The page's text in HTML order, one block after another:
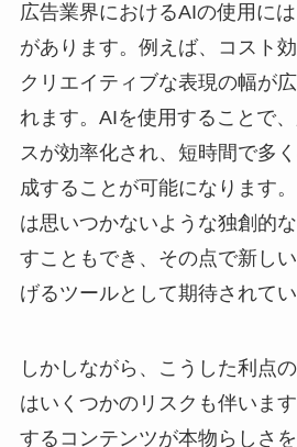
広告業界におけるAIの使用に
があります。例えば、コスト
クリエイティブな表現の幅が
れます。AIを使用することで
スが効率化され、短時間で多
成することが可能になります
は思いつかないような独創的
すこともでき、その点で新し
げるツールとして期待されてい
しかしながら、こうした利点
はいくつかのリスクも伴いま
するコンテンツが本物らしさ